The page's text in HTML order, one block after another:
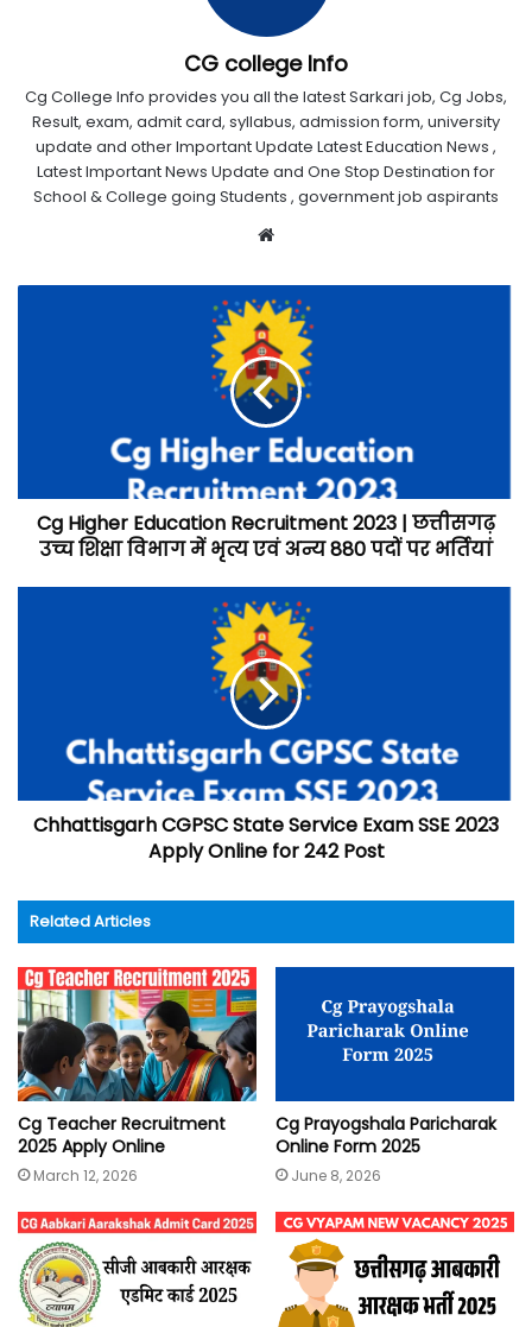
CG college Info
Cg College Info provides you all the latest Sarkari job, Cg Jobs,
Result, exam, admit card, syllabus, admission form, university
update and other Important Update Latest Education News ,
Latest Important News Update and One Stop Destination for
School & College going Students , government job aspirants
Website
Cg Higher Education Recruitment 2023 | छत्तीसगढ़
उच्च शिक्षा विभाग में भृत्य एवं अन्य 880 पदों पर भर्तियां
Chhattisgarh CGPSC State Service Exam SSE 2023
Apply Online for 242 Post
Related Articles
Cg Teacher Recruitment
2025 Apply Online
March 12, 2026
Cg Prayogshala Paricharak
Online Form 2025
June 8, 2026